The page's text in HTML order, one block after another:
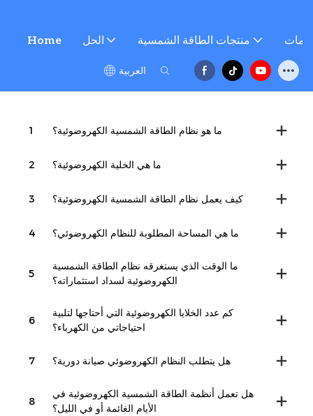
Home الحل منتجات الطاقة الشمسية
العربية
1 ما هو نظام الطاقة الشمسية الكهروضوئية؟
2 ما هي الخلية الكهروضوئية؟
3 كيف يعمل نظام الطاقة الشمسية الكهروضوئية؟
4 ما هي المساحة المطلوبة للنظام الكهروضوئي؟
5
ما الوقت الذي يستغرقه نظام الطاقة الشمسية
الكهروضوئية لسداد استثماراته؟
6
كم عدد الخلايا الكهروضوئية التي أحتاجها لتلبية
احتياجاتي من الكهرباء؟
7 هل يتطلب النظام الكهروضوئي صيانة دورية؟
8
هل تعمل أنظمة الطاقة الشمسية الكهروضوئية في
الأيام الغائمة أو في الليل؟